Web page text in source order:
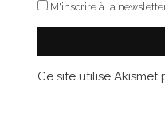
M'inscrire à la
Ce site utilise Akismet